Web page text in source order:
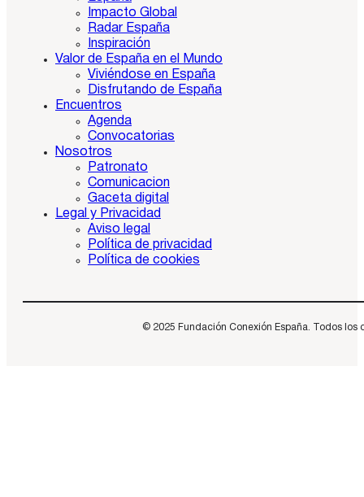
Impacto Global
Radar España
Inspiración
Valor de España en el Mundo
Viviéndose en España
Disfrutando de España
Encuentros
Agenda
Convocatorias
Nosotros
Patronato
Comunicacion
Gaceta digital
Legal y Privacidad
Aviso legal
Política de privacidad
Política de cookies
© 2025 Fundación Conexión España. Todos los